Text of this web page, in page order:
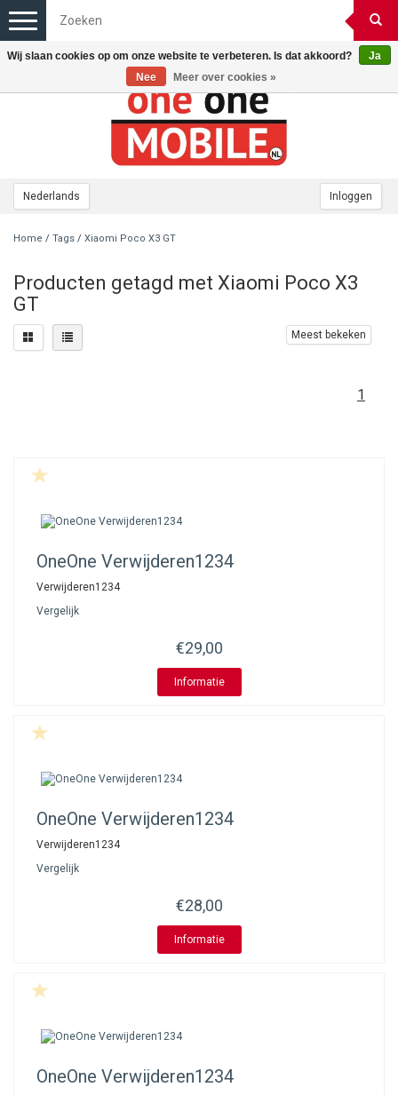
Nederlands Inloggen
Toggle
navigation
Home / Tags / Xiaomi Poco X3 GT
Producten getagd met Xiaomi Poco X3
GT
Meest bekeken
1
OneOne Verwijderen1234
Verwijderen1234
Vergelijk
€29,00
Informatie
OneOne Verwijderen1234
Verwijderen1234
Vergelijk
€28,00
Informatie
OneOne Verwijderen1234
Wij slaan cookies op om onze website te verbeteren. Is dat akkoord?
Ja
Nee
Meer over cookies »